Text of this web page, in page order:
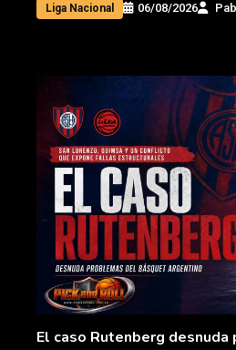
Liga Nacional 06/08/2026
El caso Rutenberg